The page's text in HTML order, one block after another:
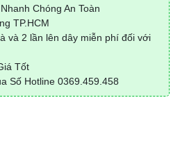
Chóng An Toàn
TP.HCM
và 2 lần lên dây miễn phí đối với
Tốt
Số Hotline 0369.459.458